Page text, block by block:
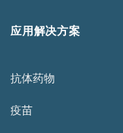
应用解决方案
抗体药物
疫苗